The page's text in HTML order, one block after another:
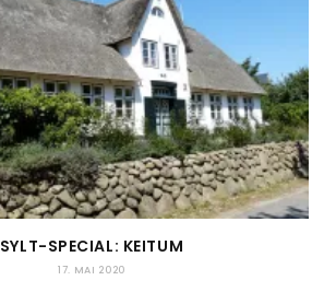
SYLT-SPECIAL: KEITUM
17. MAI 2020